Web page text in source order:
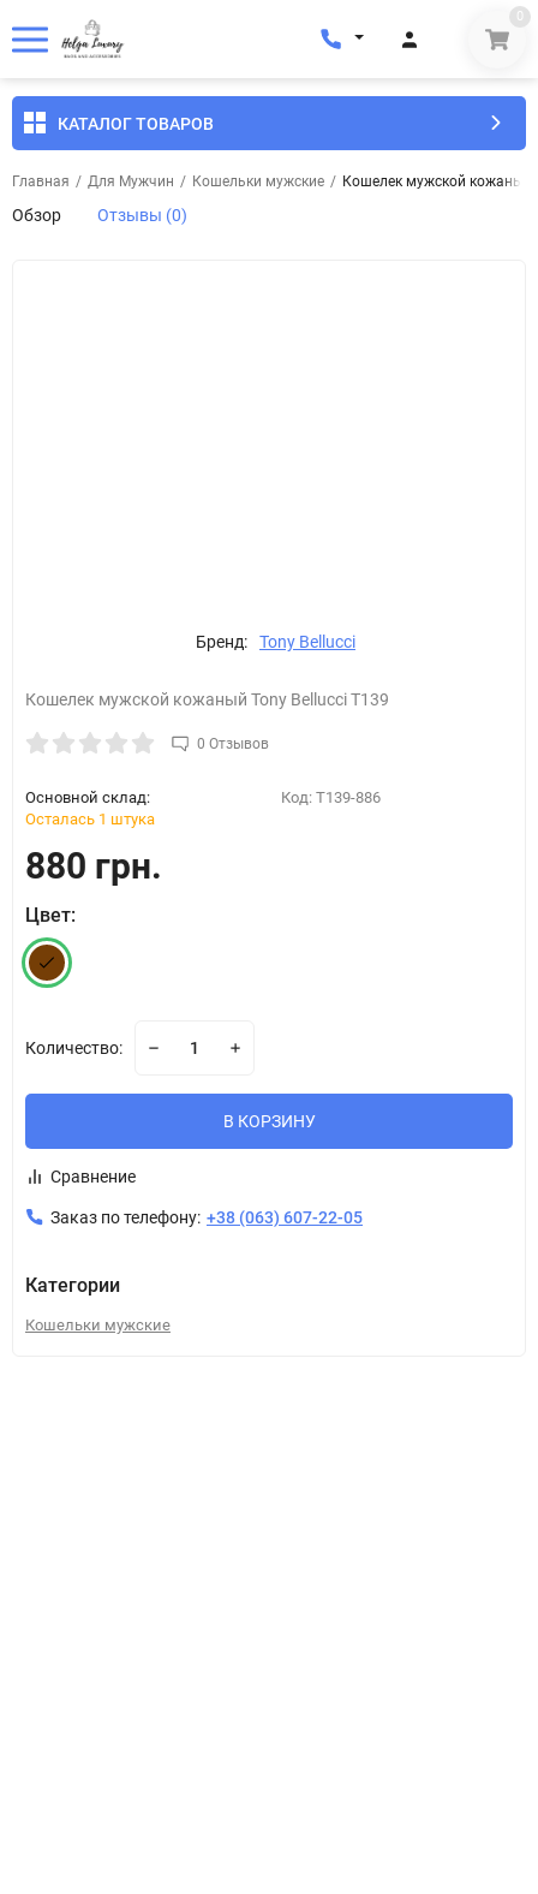
0
КАТАЛОГ ТОВАРОВ
Главная / Для Мужчин / Кошельки мужские / Кошелек мужской кожаный
Обзор Отзывы (0)
Бренд: Tony Bellucci
Кошелек мужской кожаный Tony Bellucci T139
0 Отзывов
Основной склад:
Осталась 1 штука
Код: T139-886
880 грн.
Цвет:
Количество:
В КОРЗИНУ
Сравнение
Заказ по телефону: +38 (063) 607-22-05
Категории
Кошельки мужские